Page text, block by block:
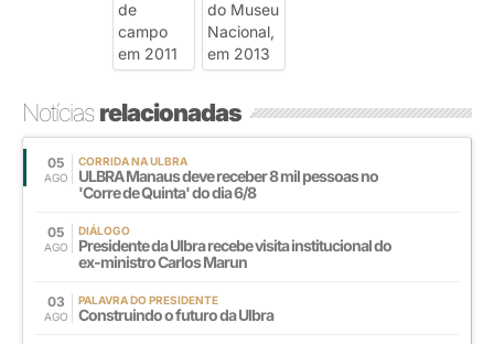
Notíciasrelacionadas
05
AGO
CORRIDA NA ULBRA
ULBRA Manaus deve receber 8 mil pessoas no
'Corre de Quinta' do dia 6/8
05
AGO
DIÁLOGO
Presidente da Ulbra recebe visita institucional do
ex-ministro Carlos Marun
03
AGO
PALAVRA DO PRESIDENTE
Construindo o futuro da Ulbra